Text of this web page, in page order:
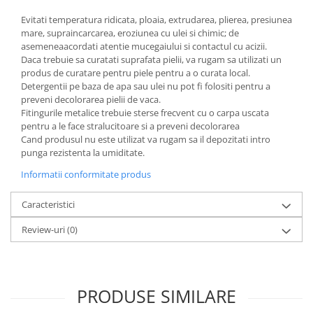
Evitati temperatura ridicata, ploaia, extrudarea, plierea, presiunea
mare, supraincarcarea, eroziunea cu ulei si chimic; de
asemeneaacordati atentie mucegaiului si contactul cu acizii.
Daca trebuie sa curatati suprafata pielii, va rugam sa utilizati un
produs de curatare pentru piele pentru a o curata local.
Detergentii pe baza de apa sau ulei nu pot fi folositi pentru a
preveni decolorarea pielii de vaca.
Fitingurile metalice trebuie sterse frecvent cu o carpa uscata
pentru a le face stralucitoare si a preveni decolorarea
Cand produsul nu este utilizat va rugam sa il depozitati intro
punga rezistenta la umiditate.
Informatii conformitate produs
Caracteristici
Review-uri(0)
PRODUSE SIMILARE